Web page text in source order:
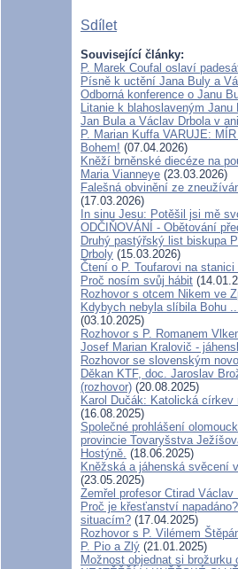
Sdílet
Související články:
P. Marek Coufal oslaví
Písně k uctění Jana Buly a
Odborná konference o Janu
Litanie k blahoslaveným
Jan Bula a Václav Drbola v
P. Marian Kuffa VARUJE:
Bohem! (07.04.2026)
Kněží brněnské diecéze na
Maria Vianneye (23.03.2026)
Falešná obvinění ze
(17.03.2026)
In sinu Jesu: Potěšil jsi mě
ODČIŇOVÁNÍ - Obětování
Druhý pastýřský list biskupa
Drboly (15.03.2026)
Čtení o P. Toufarovi na stanici
Proč nosím svůj hábit
Rozhovor s otcem Nikem ve
Kdybych nebyla slíbila Bohu
(03.10.2025)
Rozhovor s P. Romanem
Josef Marian Kralovič -
Rozhovor se slovenským
Děkan KTF, doc. Jaroslav
(rozhovor) (20.08.2025)
Karol Dučák: Katolická
(16.08.2025)
Společné prohlášení
provincie Tovaryšstva
Hostýně. (18.06.2025)
Kněžská a jáhenská svěcení
(23.05.2025)
Zemřel profesor Ctirad
Proč je křesťanství
situacím? (17.04.2025)
Rozhovor s P. Vilémem
P. Pio a Zlý (21.01.2025)
Možnost objednat si